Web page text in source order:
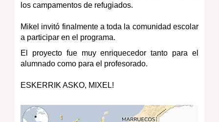
los campamentos de refugiados.
Mikel invitó finalmente a toda la comunidad escolar
a participar en el programa.
El proyecto fue muy enriquecedor tanto para el
alumnado como para el profesorado.
ESKERRIK ASKO, MIXEL!